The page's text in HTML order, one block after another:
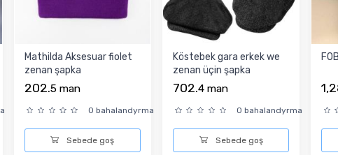
Mathilda Aksesuar fiolet
zenan şapka
202.5 man
0 bahalandyrma
Sebede goş
Köstebek gara erkek we
zenan üçin şapka
702.4 man
0 bahalandyrma
Sebede goş